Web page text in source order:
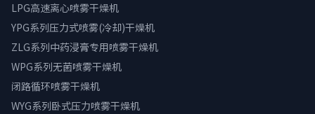
LPG高速离心喷雾干燥机
YPG系列压力式喷雾(冷却)干燥机
ZLG系列中药浸膏专用喷雾干燥机
WPG系列无菌喷雾干燥机
闭路循环喷雾干燥机
WYG系列卧式压力喷雾干燥机